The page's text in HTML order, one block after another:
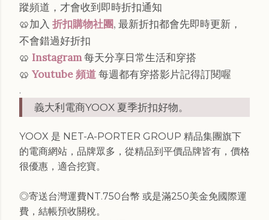
蹤頻道，才會收到即時折扣通知
🥨加入 折扣購物社團, 最新折扣都會先即時更新，
不會錯過好折扣
🥨 Instagram每天分享日常生活和穿搭
🥨 Youtube 頻道每週都有穿搭影片記得訂閱喔
.
義大利電商YOOX 夏季折扣好物。
YOOX 是 NET-A-PORTER GROUP 精品集團旗下
的電商網站，品牌眾多，從精品到平價品牌皆有，價格
很優惠，適合挖寶。
◎寄送台灣運費NT.750台幣 或是滿250美金免國際運
費，結帳預收關稅。